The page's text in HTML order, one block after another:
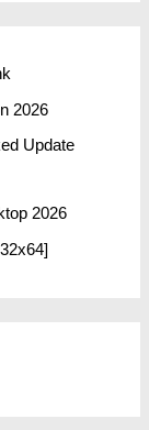
2026
Update
2026